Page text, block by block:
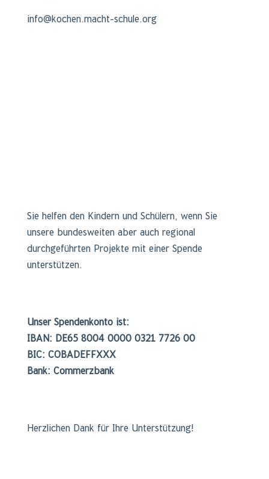
info@kochen.macht-schule.org
Sie helfen den Kindern und Schülern, wenn Sie
unsere bundesweiten aber auch regional
durchgeführten Projekte mit einer Spende
unterstützen.
Unser Spendenkonto ist:
IBAN: DE65 8004 0000 0321 7726 00
BIC: COBADEFFXXX
Bank: Commerzbank
Herzlichen Dank für Ihre Unterstützung!